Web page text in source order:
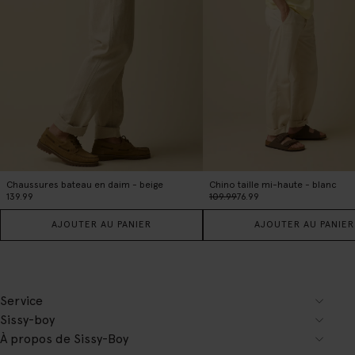
Chaussures bateau en daim - beige
139.99
AJOUTER AU PANIER
Chino taille mi-haute - blanc
109.9976.99
AJOUTER AU PANIER
Service
Sissy-boy
À propos de Sissy-Boy